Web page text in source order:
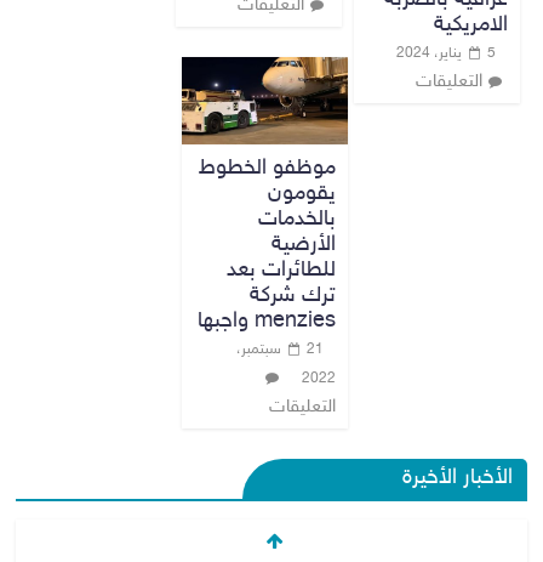
الامريكية
5 يناير، 2024
التعليقات
التعليقات
موظفو الخطوط
يقومون
بالخدمات
الأرضية
للطائرات بعد
ترك شركة
menzies واجبها
21 سبتمبر،
2022
التعليقات
الأخبار الأخيرة